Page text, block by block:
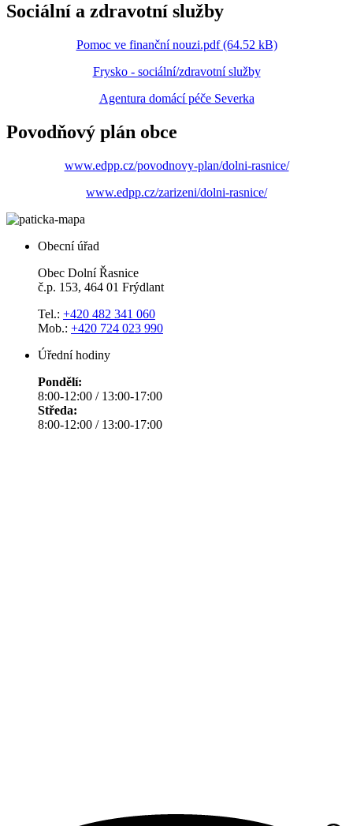
Sociální a zdravotní služby
Pomoc ve finanční nouzi.pdf (64.52 kB)
Frysko - sociální/zdravotní služby
Agentura domácí péče Severka
Povodňový plán obce
www.edpp.cz/povodnovy-plan/dolni-rasnice/
www.edpp.cz/zarizeni/dolni-rasnice/
Obecní úřad
Obec Dolní Řasnice
č.p. 153, 464 01 Frýdlant
Tel.: +420 482 341 060
Mob.: +420 724 023 990
Úřední hodiny
Pondělí:
8:00-12:00 / 13:00-17:00
Středa:
8:00-12:00 / 13:00-17:00